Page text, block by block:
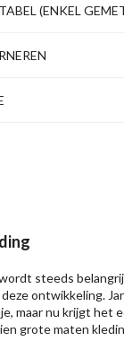
(ENKEL
steeds
ontwikkeling.
maar nu krijgt het
grote maten